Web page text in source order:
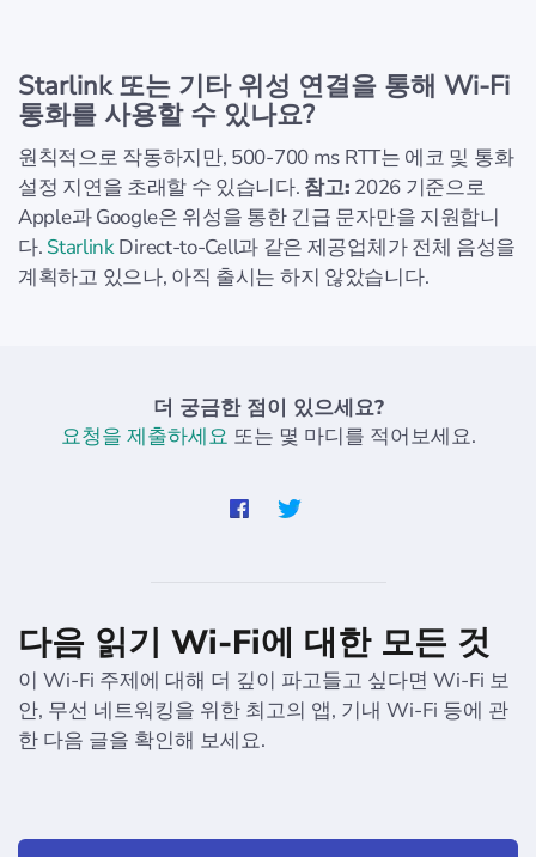
Starlink 또는 기타 위성 연결을 통해 Wi-Fi
통화를 사용할 수 있나요?
원칙적으로 작동하지만, 500-700 ms RTT는 에코 및 통화
설정 지연을 초래할 수 있습니다. 참고: 2026 기준으로
Apple과 Google은 위성을 통한 긴급 문자만을 지원합니
다. StarlinkDirect-to-Cell과 같은 제공업체가 전체 음성을
계획하고 있으나, 아직 출시는 하지 않았습니다.
더 궁금한 점이 있으세요?
요청을 제출하세요 또는 몇 마디를 적어보세요.
다음 읽기 Wi-Fi에 대한 모든 것
이 Wi-Fi 주제에 대해 더 깊이 파고들고 싶다면 Wi-Fi 보
안, 무선 네트워킹을 위한 최고의 앱, 기내 Wi-Fi 등에 관
한 다음 글을 확인해 보세요.